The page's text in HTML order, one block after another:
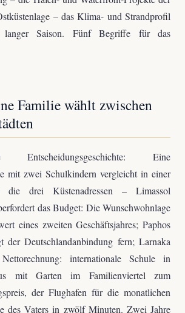
– das Klima- und Strandprofil
Saison. Fünf Begriffe für das
Familie wählt zwischen
Eine
mit zwei Schulkindern vergleicht in einer
die drei Küstenadressen – Limassol
das Budget: Die Wunschwohnlage
eines zweiten Geschäftsjahres; Paphos
der Deutschlandanbindung fern; Larnaka
internationale Schule in
mit Garten im Familienviertel zum
der Flughafen für die monatlichen
des Vaters in zwölf Minuten. Zwei Jahre